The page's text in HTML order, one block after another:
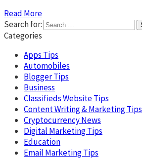
Read More
Search for:
Categories
Apps Tips
Automobiles
Blogger Tips
Business
Classifieds Website Tips
Content Writing & Marketing Tips
Cryptocurrency News
Digital Marketing Tips
Education
Email Marketing Tips